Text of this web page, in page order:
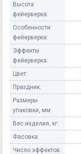
Высота
фейерверка:
Особенности
фейерверка:
Эффекты
фейерверка:
Цвет:
Праздник:
Размеры
упаковки, мм:
Вес изделия, кг:
Фасовка:
Число эффектов: